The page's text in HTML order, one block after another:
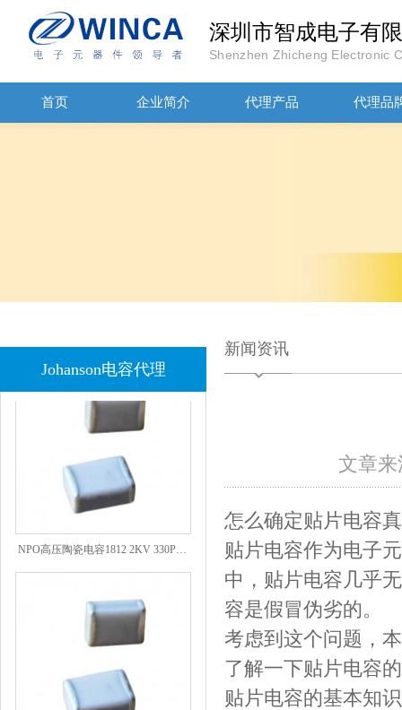
深圳市智成电子有
Shenzhen Zhicheng Electronic
首页 企业简介 代理产品 代理品
Johanson电容代理
新闻资讯
文章
怎么确定贴片电容
贴片电容作为电子
中，贴片电容几乎
容是假冒伪劣的。
考虑到这个问题，
了解一下贴片电容
贴片电容的基本知识